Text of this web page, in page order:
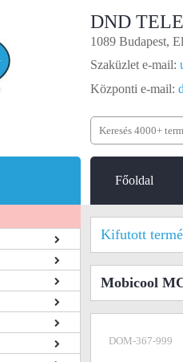
DND
1089 Budapest,
Szaküzlet e-mail:
Központi e-mail:
Főoldal
Kifutott
Mobicool
DOM-367-999